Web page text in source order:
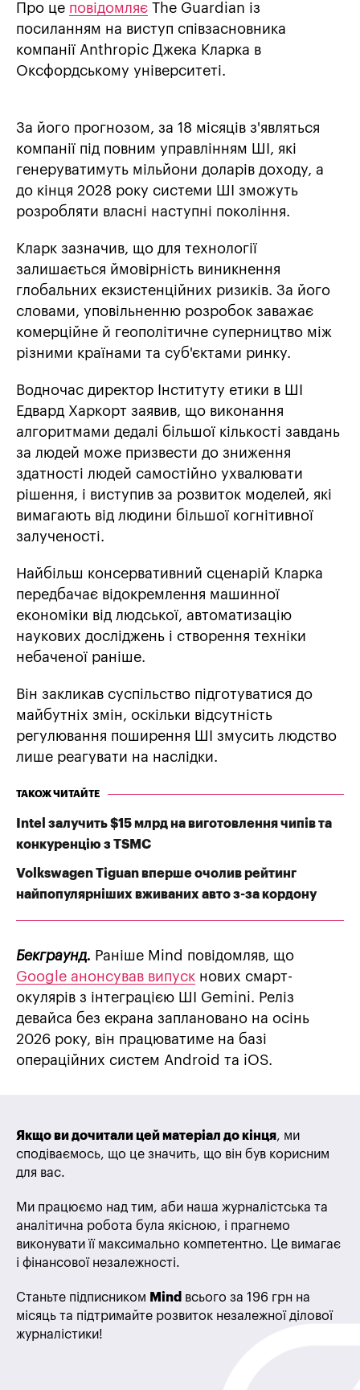
Про це повідомляє The Guardian із
посиланням на виступ співзасновника
компанії Anthropic Джека Кларка в
Оксфордському університеті.
За його прогнозом, за 18 місяців з'являться
компанії під повним управлінням ШІ, які
генеруватимуть мільйони доларів доходу, а
до кінця 2028 року системи ШІ зможуть
розробляти власні наступні покоління.
Кларк зазначив, що для технології
залишається ймовірність виникнення
глобальних екзистенційних ризиків. За його
словами, уповільненню розробок заважає
комерційне й геополітичне суперництво між
різними країнами та суб'єктами ринку.
Водночас директор Інституту етики в ШІ
Едвард Харкорт заявив, що виконання
алгоритмами дедалі більшої кількості завдань
за людей може призвести до зниження
здатності людей самостійно ухвалювати
рішення, і виступив за розвиток моделей, які
вимагають від людини більшої когнітивної
залученості.
Найбільш консервативний сценарій Кларка
передбачає відокремлення машинної
економіки від людської, автоматизацію
наукових досліджень і створення техніки
небаченої раніше.
Він закликав суспільство підготуватися до
майбутніх змін, оскільки відсутність
регулювання поширення ШІ змусить людство
лише реагувати на наслідки.
ТАКОЖ ЧИТАЙТЕ
Intel залучить $15 млрд на виготовлення чипів та
конкуренцію з TSMC
Volkswagen Tiguan вперше очолив рейтинг
найпопулярніших вживаних авто з-за кордону
Бекграунд. Раніше Mind повідомляв, що
Google анонсував випуск нових смарт-
окулярів з інтеграцією ШІ Gemini. Реліз
девайса без екрана заплановано на осінь
2026 року, він працюватиме на базі
операційних систем Android та iOS.
Якщо ви дочитали цей матеріал до кінця, ми
сподіваємось, що це значить, що він був корисним
для вас.
Ми працюємо над тим, аби наша журналістська та
аналітична робота була якісною, і прагнемо
виконувати її максимально компетентно. Це вимагає
і фінансової незалежності.
Станьте підписником Mind всього за 196 грн на
місяць та підтримайте розвиток незалежної ділової
журналістики!